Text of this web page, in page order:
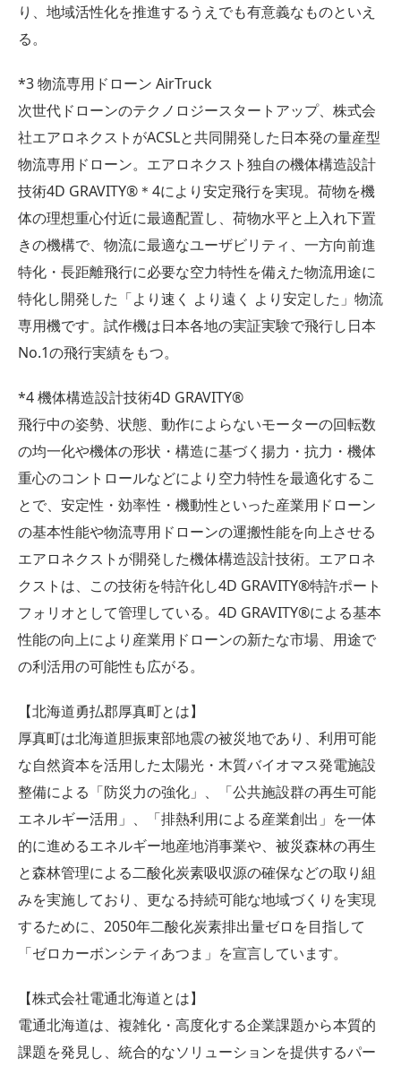
り、地域活性化を推進するうえでも有意義なものといえ
る。
*3 物流専用ドローン AirTruck
次世代ドローンのテクノロジースタートアップ、株式会
社エアロネクストがACSLと共同開発した日本発の量産型
物流専用ドローン。エアロネクスト独自の機体構造設計
技術4D GRAVITY®＊4により安定飛行を実現。荷物を機
体の理想重心付近に最適配置し、荷物水平と上入れ下置
きの機構で、物流に最適なユーザビリティ、一方向前進
特化・長距離飛行に必要な空力特性を備えた物流用途に
特化し開発した「より速く より遠く より安定した」物流
専用機です。試作機は日本各地の実証実験で飛行し日本
No.1の飛行実績をもつ。
*4 機体構造設計技術4D GRAVITY®
飛行中の姿勢、状態、動作によらないモーターの回転数
の均一化や機体の形状・構造に基づく揚力・抗力・機体
重心のコントロールなどにより空力特性を最適化するこ
とで、安定性・効率性・機動性といった産業用ドローン
の基本性能や物流専用ドローンの運搬性能を向上させる
エアロネクストが開発した機体構造設計技術。エアロネ
クストは、この技術を特許化し4D GRAVITY®特許ポート
フォリオとして管理している。4D GRAVITY®による基本
性能の向上により産業用ドローンの新たな市場、用途で
の利活用の可能性も広がる。
【北海道勇払郡厚真町とは】
厚真町は北海道胆振東部地震の被災地であり、利用可能
な自然資本を活用した太陽光・木質バイオマス発電施設
整備による「防災力の強化」、「公共施設群の再生可能
エネルギー活用」、「排熱利用による産業創出」を一体
的に進めるエネルギー地産地消事業や、被災森林の再生
と森林管理による二酸化炭素吸収源の確保などの取り組
みを実施しており、更なる持続可能な地域づくりを実現
するために、2050年二酸化炭素排出量ゼロを目指して
「ゼロカーボンシティあつま」を宣言しています。
【株式会社電通北海道とは】
電通北海道は、複雑化・高度化する企業課題から本質的
課題を発見し、統合的なソリューションを提供するパー